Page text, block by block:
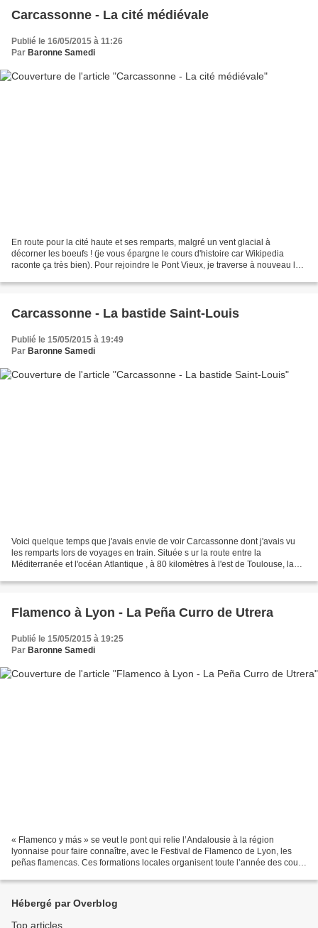
Carcassonne - La cité médiévale
Publié le 16/05/2015 à 11:26
Par Baronne Samedi
En route pour la cité haute et ses remparts, malgré un vent glacial à
décorner les boeufs ! (je vous épargne le cours d'histoire car Wikipedia
raconte ça très bien). Pour rejoindre le Pont Vieux, je traverse à nouveau la
Carcassonne - La bastide Saint-Louis
Publié le 15/05/2015 à 19:49
Par Baronne Samedi
Voici quelque temps que j'avais envie de voir Carcassonne dont j'avais vu
les remparts lors de voyages en train. Située s ur la route entre la
Méditerranée et l'océan Atlantique , à 80 kilomètres à l'est de Toulouse, la
Flamenco à Lyon - La Peña Curro de Utrera
Publié le 15/05/2015 à 19:25
Par Baronne Samedi
« Flamenco y más » se veut le pont qui relie l’Andalousie à la région
lyonnaise pour faire connaître, avec le Festival de Flamenco de Lyon, les
peñas flamencas. Ces formations locales organisent toute l’année des cours
Hébergé par Overblog
Top articles